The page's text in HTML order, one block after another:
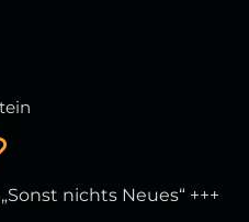
nichts Neues“ +++